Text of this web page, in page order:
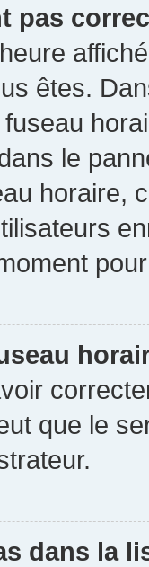
pas
êtes.
le
horaire,
que le
dans la